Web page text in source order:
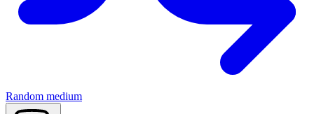
Random medium